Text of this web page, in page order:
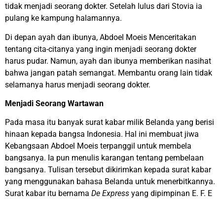
tidak menjadi seorang dokter. Setelah lulus dari Stovia ia
pulang ke kampung halamannya.
Di depan ayah dan ibunya, Abdoel Moeis Menceritakan
tentang cita-citanya yang ingin menjadi seorang dokter
harus pudar. Namun, ayah dan ibunya memberikan nasihat
bahwa jangan patah semangat. Membantu orang lain tidak
selamanya harus menjadi seorang dokter.
Menjadi Seorang Wartawan
Pada masa itu banyak surat kabar milik Belanda yang berisi
hinaan kepada bangsa Indonesia. Hal ini membuat jiwa
Kebangsaan Abdoel Moeis terpanggil untuk membela
bangsanya. Ia pun menulis karangan tentang pembelaan
bangsanya. Tulisan tersebut dikirimkan kepada surat kabar
yang menggunakan bahasa Belanda untuk menerbitkannya.
Surat kabar itu bernama De Express yang dipimpinan E. F. E